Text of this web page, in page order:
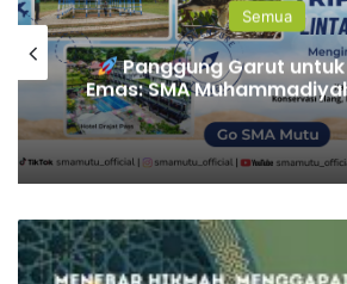
Semua
Panggung Garut
Emas: SMA